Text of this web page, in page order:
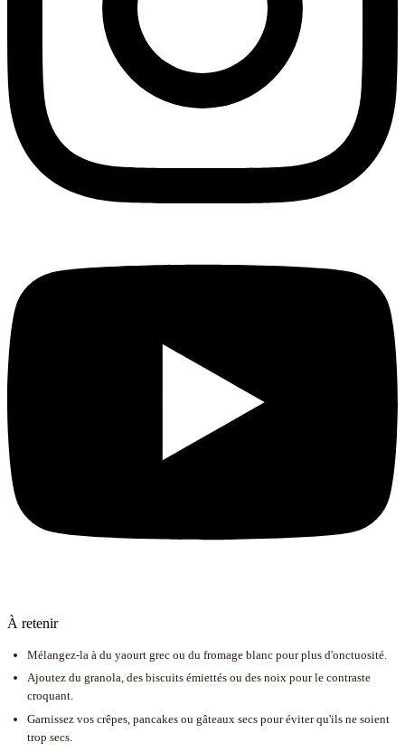
À retenir
Mélangez-la à du yaourt grec ou du fromage blanc pour plus d'onctuosité.
Ajoutez du granola, des biscuits émiettés ou des noix pour le contraste
croquant.
Garnissez vos crêpes, pancakes ou gâteaux secs pour éviter qu'ils ne soient
trop secs.